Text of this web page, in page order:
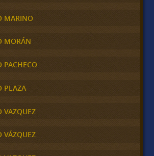
MARINO
MORÁN
PACHECO
PLAZA
VAZQUEZ
VÁZQUEZ